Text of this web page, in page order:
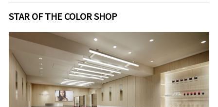
STAR OF THE COLOR SHOP